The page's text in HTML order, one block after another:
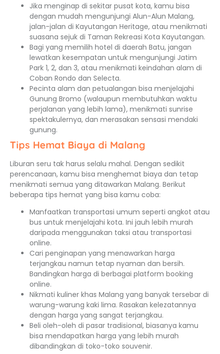
Jika menginap di sekitar pusat kota, kamu bisa
dengan mudah mengunjungi Alun-Alun Malang,
jalan-jalan di Kayutangan Heritage, atau menikmati
suasana sejuk di Taman Rekreasi Kota Kayutangan.
Bagi yang memilih hotel di daerah Batu, jangan
lewatkan kesempatan untuk mengunjungi Jatim
Park 1, 2, dan 3, atau menikmati keindahan alam di
Coban Rondo dan Selecta.
Pecinta alam dan petualangan bisa menjelajahi
Gunung Bromo (walaupun membutuhkan waktu
perjalanan yang lebih lama), menikmati sunrise
spektakulernya, dan merasakan sensasi mendaki
gunung.
Tips Hemat Biaya di Malang
Liburan seru tak harus selalu mahal. Dengan sedikit
perencanaan, kamu bisa menghemat biaya dan tetap
menikmati semua yang ditawarkan Malang. Berikut
beberapa tips hemat yang bisa kamu coba:
Manfaatkan transportasi umum seperti angkot atau
bus untuk menjelajahi kota. Ini jauh lebih murah
daripada menggunakan taksi atau transportasi
online.
Cari penginapan yang menawarkan harga
terjangkau namun tetap nyaman dan bersih.
Bandingkan harga di berbagai platform booking
online.
Nikmati kuliner khas Malang yang banyak tersebar di
warung-warung kaki lima. Rasakan kelezatannya
dengan harga yang sangat terjangkau.
Beli oleh-oleh di pasar tradisional, biasanya kamu
bisa mendapatkan harga yang lebih murah
dibandingkan di toko-toko souvenir.